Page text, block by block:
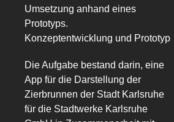
Umsetzung anhand eines
Prototyps.
Konzeptentwicklung und Prototyp
Die Aufgabe bestand darin, eine
App für die Darstellung der
Zierbrunnen der Stadt Karlsruhe
für die Stadtwerke Karlsruhe